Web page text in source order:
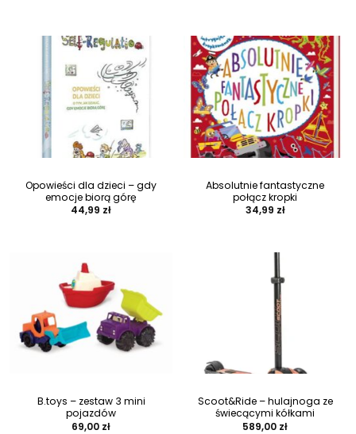
Opowieści dla dzieci – gdy
emocje biorą górę
44,99 zł
Absolutnie fantastyczne
połącz kropki
34,99 zł
B.toys – zestaw 3 mini
pojazdów
69,00 zł
Scoot&Ride – hulajnoga ze
świecącymi kółkami
589,00 zł